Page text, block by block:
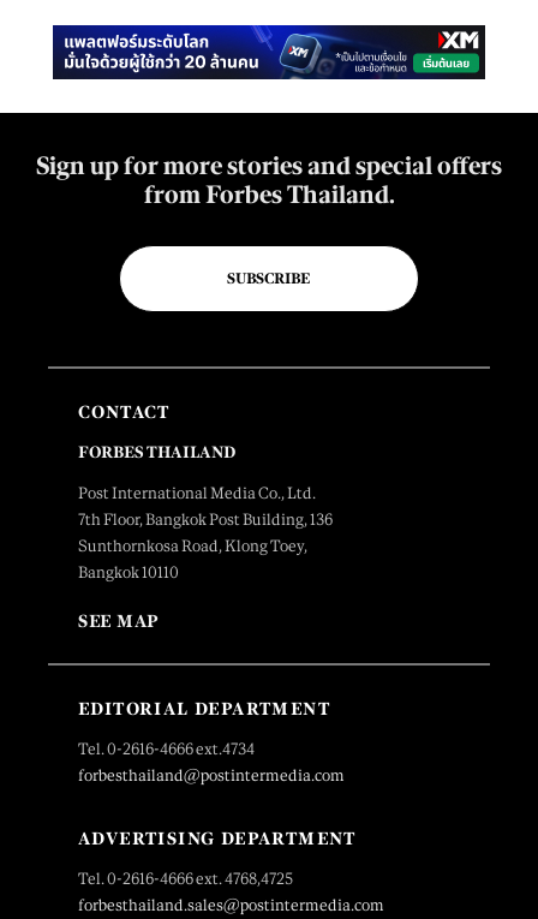
Sign up for more stories and special offers
from Forbes Thailand.
SUBSCRIBE
CONTACT
FORBES THAILAND
Post International Media Co., Ltd.
7th Floor, Bangkok Post Building, 136
Sunthornkosa Road, Klong Toey,
Bangkok 10110
SEE MAP
EDITORIAL DEPARTMENT
Tel. 0-2616-4666 ext.4734
forbesthailand@postintermedia.com
ADVERTISING DEPARTMENT
Tel. 0-2616-4666 ext. 4768,4725
forbesthailand.sales@postintermedia.com